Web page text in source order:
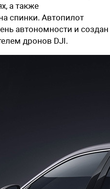
а также
спинки. Автопилот
автономности и создан
дронов DJI.